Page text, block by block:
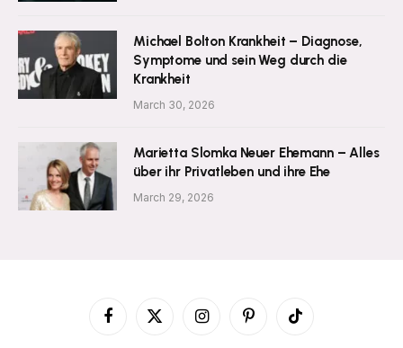
Michael Bolton Krankheit – Diagnose,
Symptome und sein Weg durch die
Krankheit
March 30, 2026
Marietta Slomka Neuer Ehemann – Alles
über ihr Privatleben und ihre Ehe
March 29, 2026
Facebook
X
InstagramPinterestTikTok